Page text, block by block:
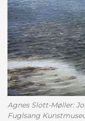
Agnes Slott-Møller:
Fuglsang